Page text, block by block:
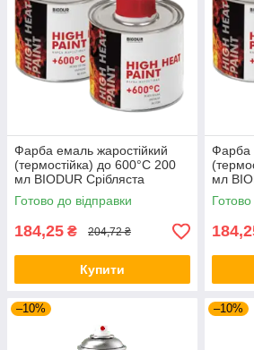
Фарба емаль жаростійкий
(термостійка) до 600°C 200
мл BIODUR Срібляста
Готово до відправки
184,25 ₴ 204,72 ₴
Купити
Фарба
мл
–10% –10%